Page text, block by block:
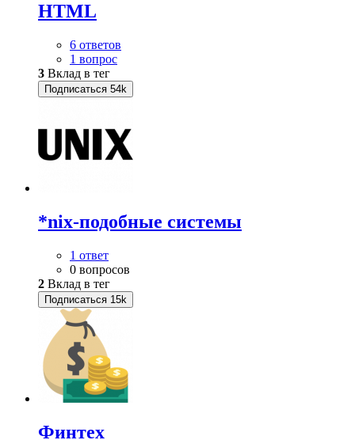
HTML
6 ответов
1 вопрос
3 Вклад в тег
Подписаться 54k
*nix-подобные системы
1 ответ
0 вопросов
2 Вклад в тег
Подписаться 15k
Финтех